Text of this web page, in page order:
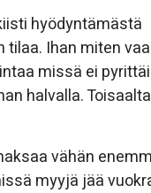
hyödyntämästä
tilaa. Ihan miten
missä ei
halvalla.
vähän
myyjä jää